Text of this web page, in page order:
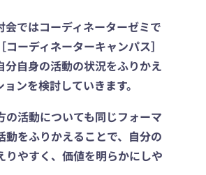
会ではコーディネーターゼミで
ーディネーターキャンパス］
分自身の活動の状況をふりかえ
ンを検討していきます。
の活動についても同じフォーマ
動をふりかえることで、自分の
りやすく、価値を明らかにしや